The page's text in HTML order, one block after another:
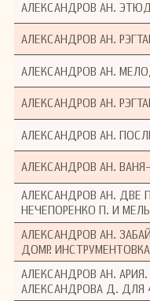
Танееве,
СК
Союза;
Полного
С.И.
За 70
одной из
В
«Два
1945);
сонат
АЛЕКСАНДРОВ АН.
АЛЕКСАНДРОВ АН.
АЛЕКСАНДРОВ АН.
АЛЕКСАНДРОВ АН.
АЛЕКСАНДРОВ АН.
АЛЕКСАНДРОВ АН.
АЛЕКСАНДРОВ АН. ДВЕ
НЕЧЕПОРЕНКО П. И
АЛЕКСАНДРОВ АН.
ДОМР.
АЛЕКСАНДРОВ АН.
АЛЕКСАНДРОВА Д.